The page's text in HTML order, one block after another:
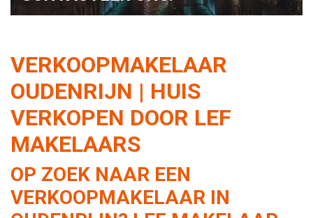
VERKOOPMAKELAAR
OUDENRIJN | HUIS
VERKOPEN DOOR LEF
MAKELAARS
OP ZOEK NAAR EEN
VERKOOPMAKELAAR IN